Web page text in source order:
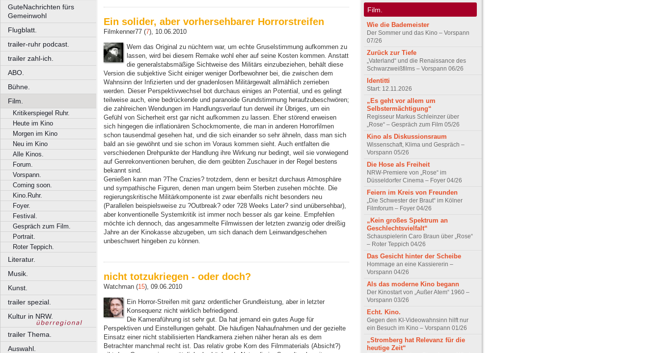
GuteNachrichten fürs
Gemeinwohl
Flugblatt.
trailer-ruhr podcast.
trailer zahl-ich.
ABO.
Bühne.
Film.
Kritikerspiegel Ruhr.
Heute im Kino
Morgen im Kino
Neu im Kino
Alle Kinos.
Forum.
Vorspann.
Coming soon.
Kino.Ruhr.
Foyer.
Festival.
Gespräch zum Film.
Portrait.
Roter Teppich.
Literatur.
Musik.
Kunst.
trailer spezial.
Kultur in NRW.
trailer Thema.
Auswahl.
Ein solider, aber vorhersehbarer Horrorstreifen
Filmkenner77 (7), 10.06.2010
Wem das Original zu nüchtern war, um echte Gruselstimmung aufkommen zu
lassen, wird bei diesem Remake wohl eher auf seine Kosten kommen. Anstatt
die generalstabsmäßige Sichtweise des Militärs einzubeziehen, behält diese
Version die subjektive Sicht einiger weniger Dorfbewohner bei, die zwischen dem
Wahnsinn der Infizierten und der gnadenlosen Militärgewalt allmählich zerrieben
werden. Dieser Perspektivwechsel bot durchaus einiges an Potential, und es gelingt
teilweise auch, eine bedrückende und paranoide Grundstimmung heraufzubeschwören;
die zahlreichen Wendungen im Handlungsverlauf tun derweil ihr Übriges, um ein
Gefühl von Sicherheit erst gar nicht aufkommen zu lassen. Eher störend erweisen
sich hingegen die inflationären Schockmomente, die man in anderen Horrorfilmen
schon tausendmal gesehen hat, und die sich einander so sehr ähneln, dass man sich
bald an sie gewöhnt und sie schon im Voraus kommen sieht. Auch entfalten die
verschiedenen Drehpunkte der Handlung ihre Wirkung nur bedingt, weil sie vorwiegend
auf Genrekonventionen beruhen, die dem geübten Zuschauer in der Regel bestens
bekannt sind.
Genießen kann man ?The Crazies? trotzdem, denn er besitzt durchaus Atmosphäre
und sympathische Figuren, denen man ungern beim Sterben zusehen möchte. Die
regierungskritische Militärkomponente ist zwar ebenfalls nicht besonders neu
(Parallelen beispielsweise zu ?Outbreak? oder ?28 Weeks Later? sind unübersehbar),
aber konventionelle Systemkritik ist immer noch besser als gar keine. Empfehlen
möchte ich dennoch, das angesammelte Filmwissen der letzten zwanzig oder dreißig
Jahre an der Kinokasse abzugeben, um sich danach dem Leinwandgeschehen
unbeschwert hingeben zu können.
nicht totzukriegen - oder doch?
Watchman (15), 09.06.2010
Ein Horror-Streifen mit ganz ordentlicher Grundleistung, aber in letzter
Konsequenz nicht wirklich befriedigend.
Die Kameraführung ist sehr gut. Da hat jemand ein gutes Auge für
Perspektiven und Einstellungen gehabt. Die häufigen Nahaufnahmen und der gezielte
Einsatz einer nicht stabilisierten Handkamera ziehen näher heran als es dem
Betrachter manchmal recht ist. Das relativ grobe Korn des Filmmaterials (Absicht?)
Film.
Wie die Bademeister
Der Sommer und das Kino – Vorspann
07/26
Zurück zur Tiefe
„Vaterland“ und die Renaissance des
Schwarzweißfilms – Vorspann 06/26
Identitti
Start: 12.11.2026
„Es geht vor allem um
Selbstermächtigung“
Regisseur Markus Schleinzer über
„Rose“ – Gespräch zum Film 05/26
Kino als Diskussionsraum
Wissenschaft, Klima und Gespräch –
Vorspann 05/26
Die Hose als Freiheit
NRW-Premiere von „Rose“ im
Düsseldorfer Cinema – Foyer 04/26
Feiern im Kreis von Freunden
„Die Schwester der Braut“ im Kölner
Filmforum – Foyer 04/26
„Kein großes Spektrum an
Geschlechtsvielfalt“
Schauspielerin Caro Braun über „Rose“
– Roter Teppich 04/26
Das Gesicht hinter der Scheibe
Hommage an eine Kassiererin –
Vorspann 04/26
Als das moderne Kino begann
Der Kinostart von „Außer Atem“ 1960 –
Vorspann 03/26
Echt. Kino.
Gegen den KI-Videowahnsinn hilft nur
ein Besuch im Kino – Vorspann 01/26
„Stromberg hat Relevanz für die
heutige Zeit“